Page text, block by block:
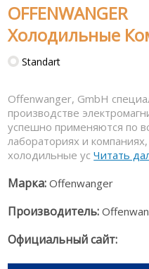
OFFENWANGER
Холодильные
Standart
Offenwanger, GmbH
производстве
успешно применяются по
лабораториях и
холодильные усЧитать
Марка: Offenwanger
Производитель:
Официальный сайт: